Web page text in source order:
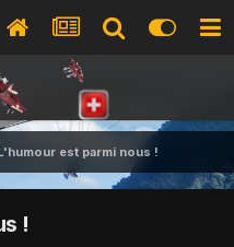
est parmi nous !
!